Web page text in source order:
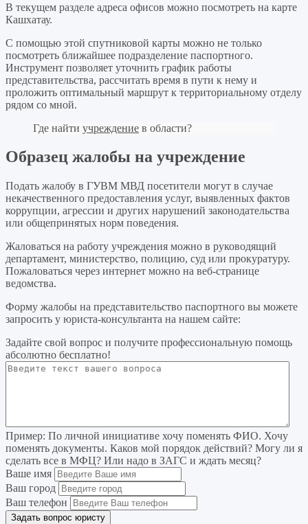
В текущем разделе адреса офисов можно посмотреть на карте
Кашхатау.
С помощью этой спутниковой карты можно не только
посмотреть ближайшее подразделение паспортного.
Инструмент позволяет уточнить график работы
представительства, рассчитать время в пути к нему и
проложить оптимальный маршрут к территориальному отделу
рядом со мной.
Где найти учреждение в области?
Образец жалобы на учреждение
Подать жалобу в ГУВМ МВД посетители могут в случае
некачественного предоставления услуг, выявленных фактов
коррупции, агрессии и других нарушений законодательства
или общепринятых норм поведения.
Жаловаться на работу учреждения можно в руководящий
департамент, министерство, полицию, суд или прокуратуру.
Пожаловаться через интернет можно на веб-странице
ведомства.
Форму жалобы на представительство паспортного вы можете
запросить у юриста-консультанта на нашем сайте:
Задайте свой вопрос и получите профессиональную помощь
абсолютно бесплатно!
Пример: По личной инициативе хочу поменять ФИО. Хочу
поменять документы. Каков мой порядок действий? Могу ли я
сделать все в МФЦ? Или надо в ЗАГС и ждать месяц?
Ваше имя
Ваш город
Ваш телефон